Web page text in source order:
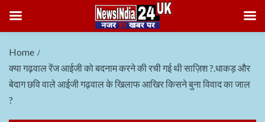
Home
क्या गढ़वाल रेंज आईजी को बदनाम करने की रची गई थी साज़िश ?.धाकड़ और
बेदाग छवि वाले आईजी गढ़वाल के खिलाफ आखिर किसने बुना विवाद का जाल
?